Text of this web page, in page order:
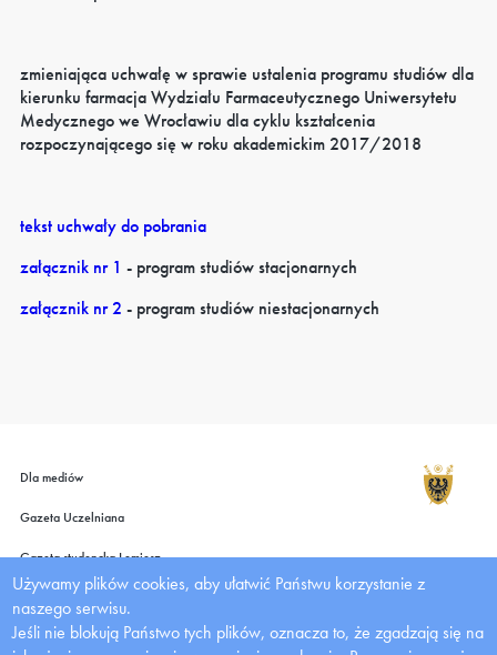
zmieniająca uchwałę w sprawie ustalenia programu studiów dla
kierunku farmacja Wydziału Farmaceutycznego Uniwersytetu
Medycznego we Wrocławiu dla cyklu kształcenia
rozpoczynającego się w roku akademickim 2017/2018
tekst uchwały do pobrania
załącznik nr 1 - program studiów stacjonarnych
załącznik nr 2 - program studiów niestacjonarnych
Dla mediów
Gazeta Uczelniana
Gazeta studencka Lemiesz
Wydawnictwo UMW
Deklaracja dostępności
Używamy plików cookies, aby ułatwić Państwu korzystanie z
naszego serwisu.
Jeśli nie blokują Państwo tych plików, oznacza to, że zgadzają się na